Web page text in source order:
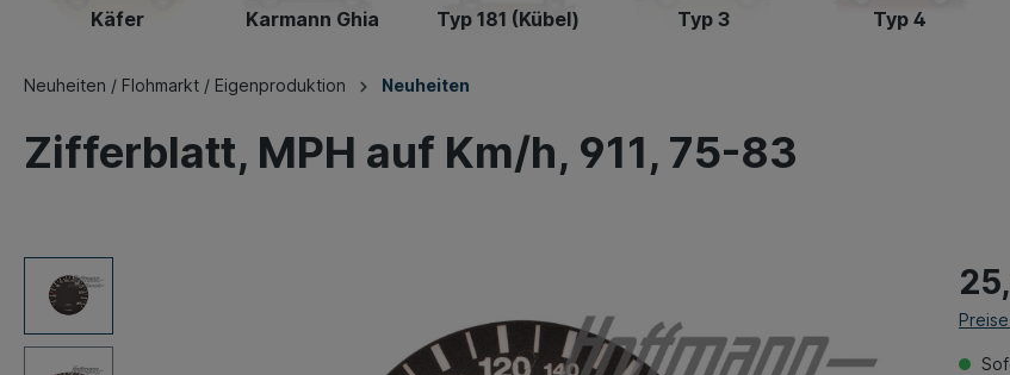
Käfer Karmann Ghia Typ 181 (Kübel) Typ 3 Typ 4
Neuheiten / Flohmarkt / Eigenproduktion Neuheiten
Zifferblatt, MPH auf Km/h, 911, 75-83